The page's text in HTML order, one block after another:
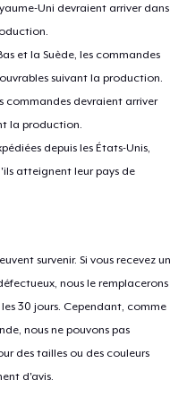
Uni devraient arriver dans
et la Suède, les commandes
suivant la production.
commandes devraient arriver
la production.
depuis les États-Unis,
atteignent leur pays de
survenir. Si vous recevez un
nous le remplacerons
30 jours. Cependant, comme
nous ne pouvons pas
des tailles ou des couleurs
d'avis.